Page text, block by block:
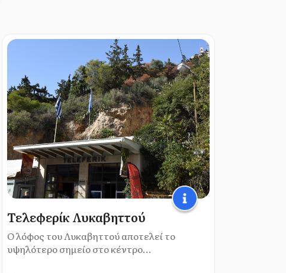
Τελεφερίκ Λυκαβηττού
Ο λόφος του Λυκαβηττού αποτελεί το
υψηλότερο σημείο στο κέντρο...